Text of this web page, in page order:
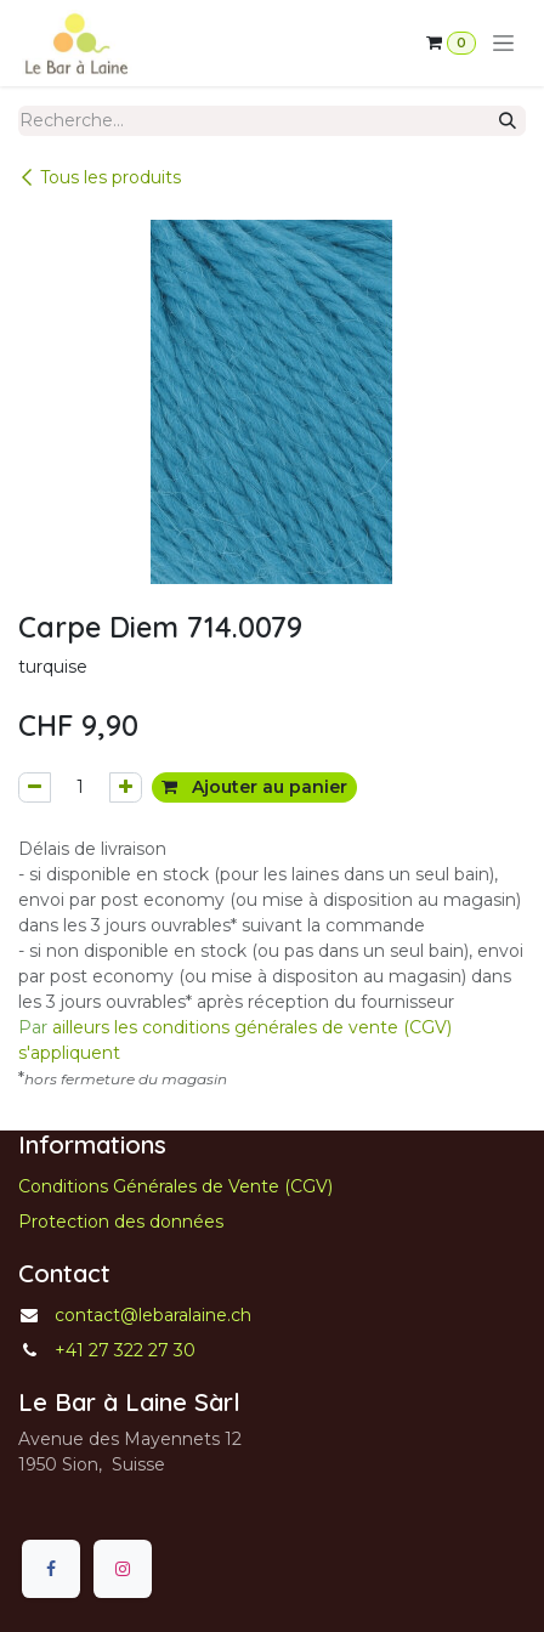
Se rendre au contenu
0
Tous les produits
Carpe Diem 714.0079
turquise
CHF 9,90
Ajouter au panier
Délais de livraison
- si disponible en stock (pour les laines dans un seul bain),
envoi par post economy (ou mise à disposition au magasin)
dans les 3 jours ouvrables* suivant la commande
- si non disponible en stock (ou pas dans un seul bain), envoi
par post economy (ou mise à dispositon au magasin) dans
les 3 jours ouvrables* après réception du fournisseur
Par ailleurs les conditions générales de vente (CGV)
s'appliquent
*hors fermeture du magasin
Informations
Conditions Générales de Vente (CGV)
Protection des données
Contact
contact@lebaralaine.ch
+41 27 322 27 30
Le Bar à Laine Sàrl
Avenue des Mayennets 12
1950 Sion, Suisse